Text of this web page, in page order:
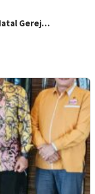
Gerej…